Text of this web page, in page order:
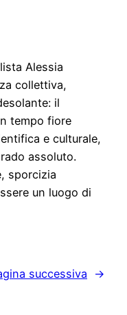
Alessia
collettiva,
il
tempo fiore
e culturale,
assoluto.
sporcizia
un luogo di
successiva →